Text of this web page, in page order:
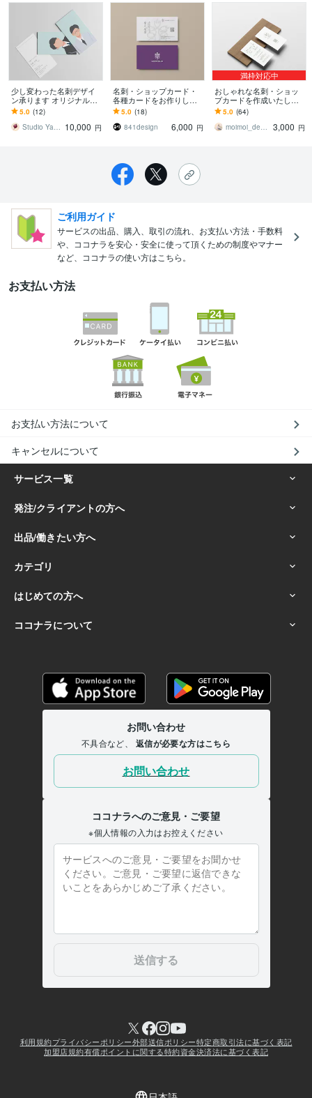
少し変わった名刺デザイ
ン承ります オリジナルデ
ザインでご要望の名刺デ
ザインを形に！
5.0 (12)
Studio Yaoya 10,000 円
名刺・ショップカード・
各種カードをお作りしま
す ロゴのイメージに合わ
せて制作します
5.0 (18)
841design
6,000 円
満枠対応中
おしゃれな名刺・ショッ
プカードを作成いたしま
す 印刷対応OK(別途料
金）・あなただけのデザ
インを作成！
5.0 (64)
moimoi_design
3,000 円
ご利用ガイド
サービスの出品、購入、取引の流れ、お支払い方法・手数料
や、ココナラを安心・安全に使って頂くための制度やマナー
など、ココナラの使い方はこちら。
お支払い方法
お支払い方法について
キャンセルについて